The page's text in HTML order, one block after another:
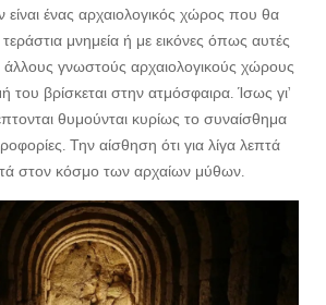
είναι ένας αρχαιολογικός χώρος που θα
μνημεία ή με εικόνες όπως αυτές
άλλους γνωστούς αρχαιολογικούς χώρους
βρίσκεται στην ατμόσφαιρα. Ίσως γι’
θυμούνται κυρίως το συναίσθημα
Την αίσθηση ότι για λίγα λεπτά
στον κόσμο των αρχαίων μύθων.